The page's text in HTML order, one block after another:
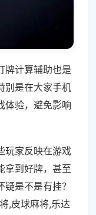
牌计算辅助也是
别是在大家手机
体验，避免影响
玩家反映在游戏
拿到好牌，甚至
是不是有挂？
,皮球麻将,乐达